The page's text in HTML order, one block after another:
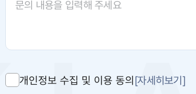
개인정보 수집 및 이용 동의[자세히보기]